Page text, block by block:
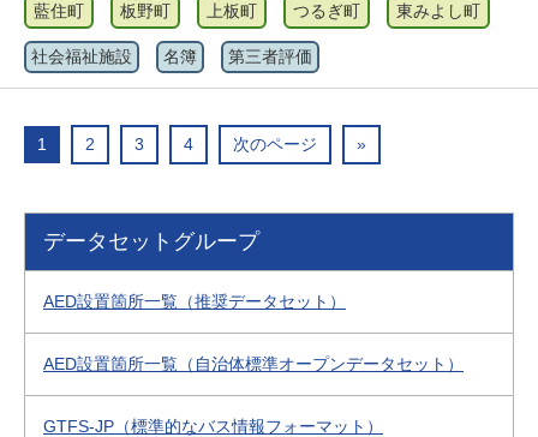
藍住町 板野町 上板町 つるぎ町 東みよし町
社会福祉施設 名簿 第三者評価
1 2 3 4 次のページ »
データセットグループ
AED設置箇所一覧（推奨データセット）
AED設置箇所一覧（自治体標準オープンデータセット）
GTFS-JP（標準的なバス情報フォーマット）